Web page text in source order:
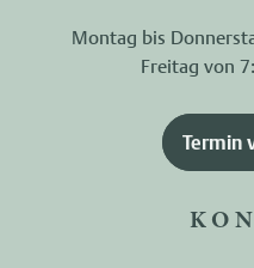
Montag bis
Freitag von
Termin